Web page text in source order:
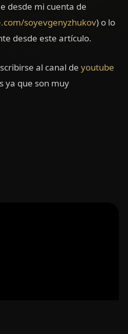
desde mi cuenta de
soyevgenyzhukov) o lo
desde este artículo.
al canal de youtube
ya que son muy